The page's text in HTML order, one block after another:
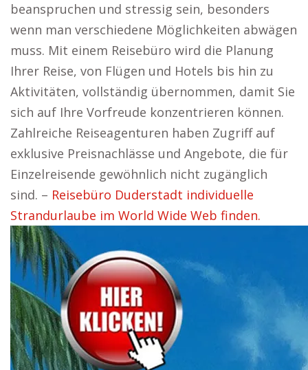
beanspruchen und stressig sein, besonders
wenn man verschiedene Möglichkeiten abwägen
muss. Mit einem Reisebüro wird die Planung
Ihrer Reise, von Flügen und Hotels bis hin zu
Aktivitäten, vollständig übernommen, damit Sie
sich auf Ihre Vorfreude konzentrieren können.
Zahlreiche Reiseagenturen haben Zugriff auf
exklusive Preisnachlässe und Angebote, die für
Einzelreisende gewöhnlich nicht zugänglich
sind. – Reisebüro Duderstadt individuelle
Strandurlaube im World Wide Web finden.